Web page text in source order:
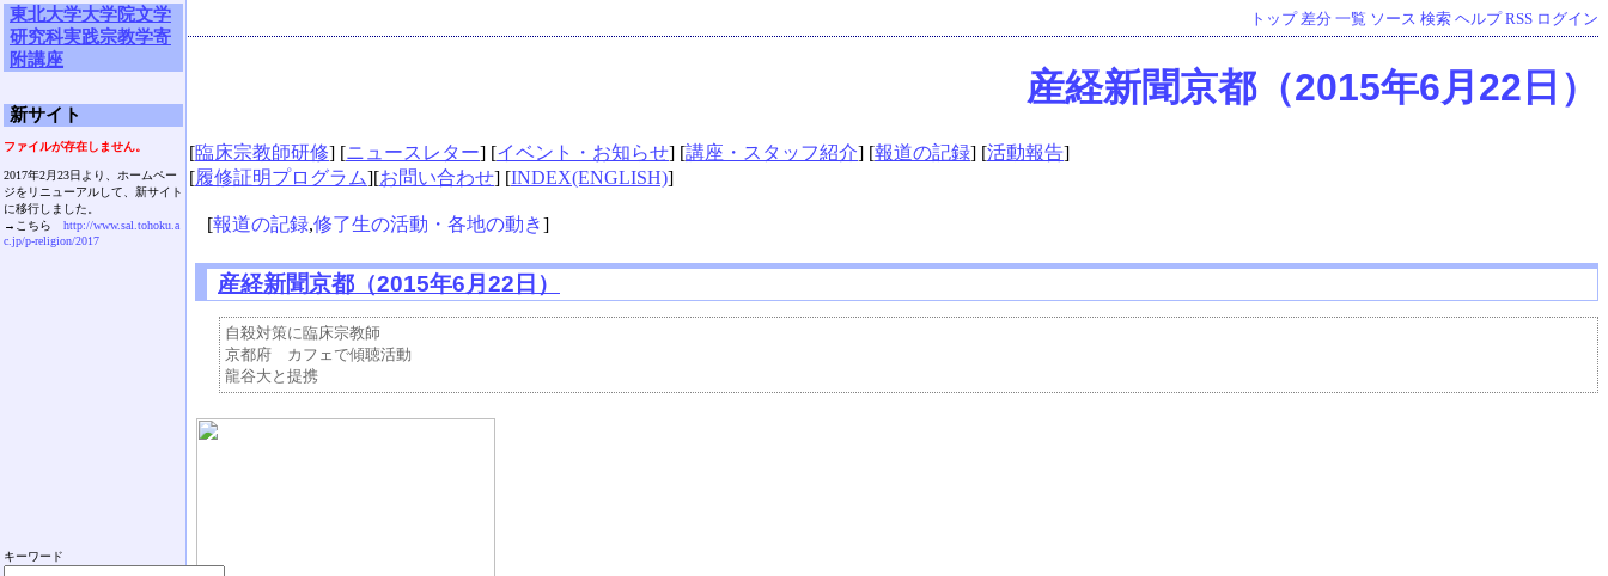
トップ 差分 一覧 ソース 検索 ヘルプ RSS ログイン
産経新聞京都（2015年6月22日）
[臨床宗教師研修] [ニュースレター] [イベント・お知らせ] [講座・スタッフ紹介] [報道の記録] [活動報告]
[履修証明プログラム][お問い合わせ] [INDEX(ENGLISH)]
[報道の記録,修了生の活動・各地の動き]
産経新聞京都（2015年6月22日）
自殺対策に臨床宗教師
京都府　カフェで傾聴活動
東北大学大学院文学
研究科実践宗教学寄
附講座
新サイト
ファイルが存在しません。
2017年2月23日より、ホームペー
ジをリニューアルして、新サイト
に移行しました。
→こちら http://www.sal.tohoku.a
c.jp/p-religion/2017
キーワード